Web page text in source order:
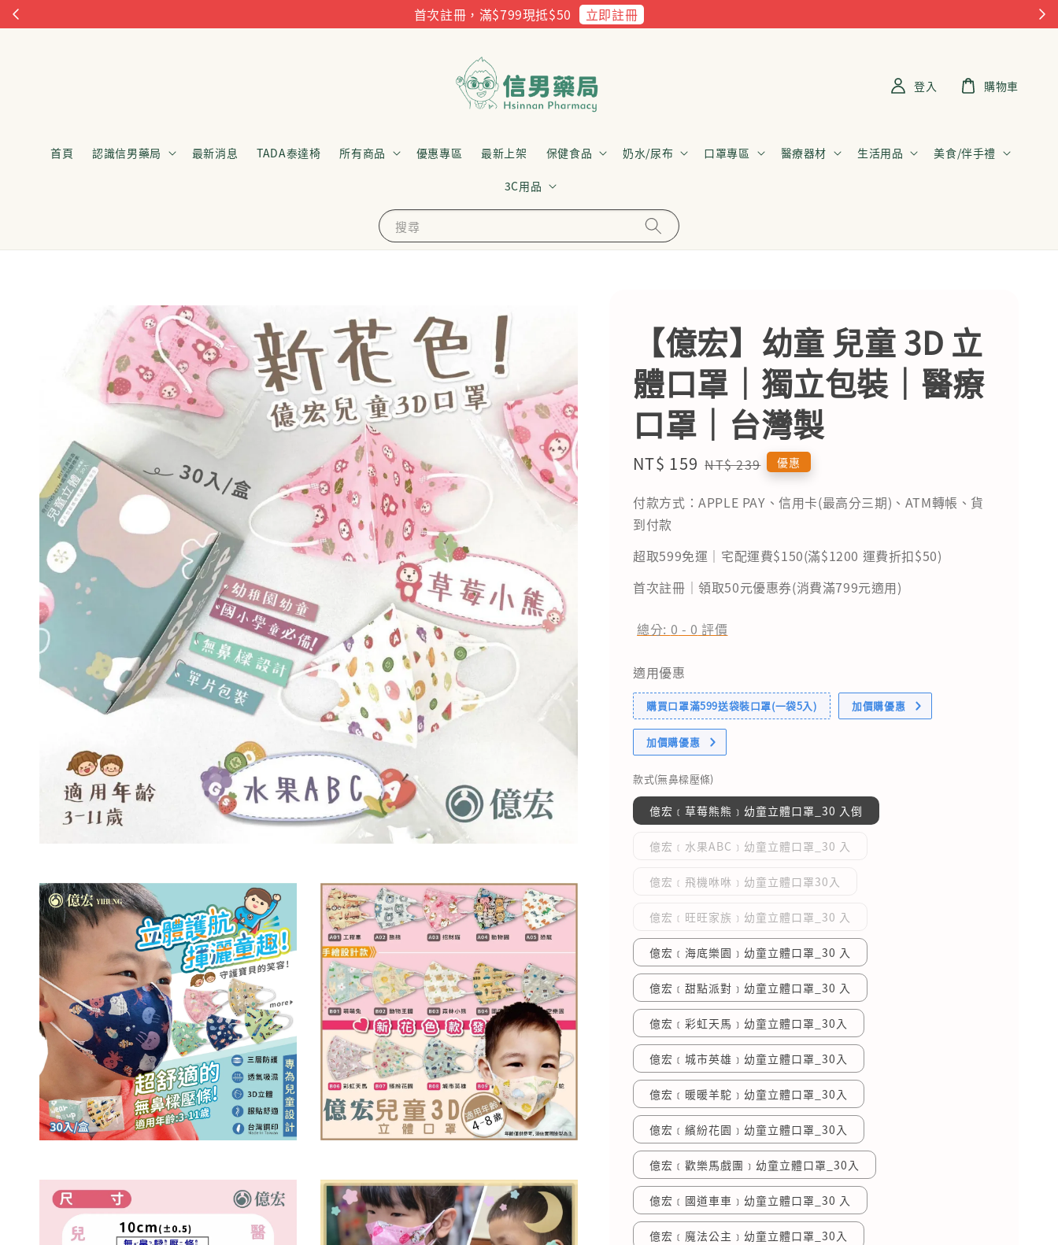
首次註冊，滿$799現抵$50 立即註冊
搜尋
首頁 認識信男藥局 最新消息 TADA泰達椅 所有商品 優惠專區 最新上架 保健食品 奶水/尿布 口罩專區 醫療器材 生活用品 美食/伴手禮
3C用品
登入 購物車
【億宏】幼童 兒童 3D 立
體口罩｜獨立包裝｜醫療
口罩｜台灣製
Sale
NT$ 159 Regular
NT$ 239 優惠
付款方式：APPLE PAY、信用卡(最高分三期)、ATM轉帳、貨
到付款
超取599免運｜宅配運費$150(滿$1200 運費折扣$50)
首次註冊｜領取50元優惠券(消費滿799元適用)
總分: 0 - 0 評價
適用優惠
購買口罩滿599送袋裝口罩(一袋5入) 加價購優惠
加價購優惠
款式(無鼻樑壓條)
億宏﹝草莓熊熊﹞幼童立體口罩_30 入倒
億宏﹝水果ABC﹞幼童立體口罩_30 入
億宏﹝飛機咻咻﹞幼童立體口罩30入
億宏﹝旺旺家族﹞幼童立體口罩_30 入
億宏﹝海底樂園﹞幼童立體口罩_30 入
億宏﹝甜點派對﹞幼童立體口罩_30 入
億宏﹝彩虹天馬﹞幼童立體口罩_30入
億宏﹝城市英雄﹞幼童立體口罩_30入
億宏﹝暖暖羊駝﹞幼童立體口罩_30入
億宏﹝繽紛花園﹞幼童立體口罩_30入
億宏﹝歡樂馬戲團﹞幼童立體口罩_30入
億宏﹝國道車車﹞幼童立體口罩_30 入
億宏﹝魔法公主﹞幼童立體口罩_30入